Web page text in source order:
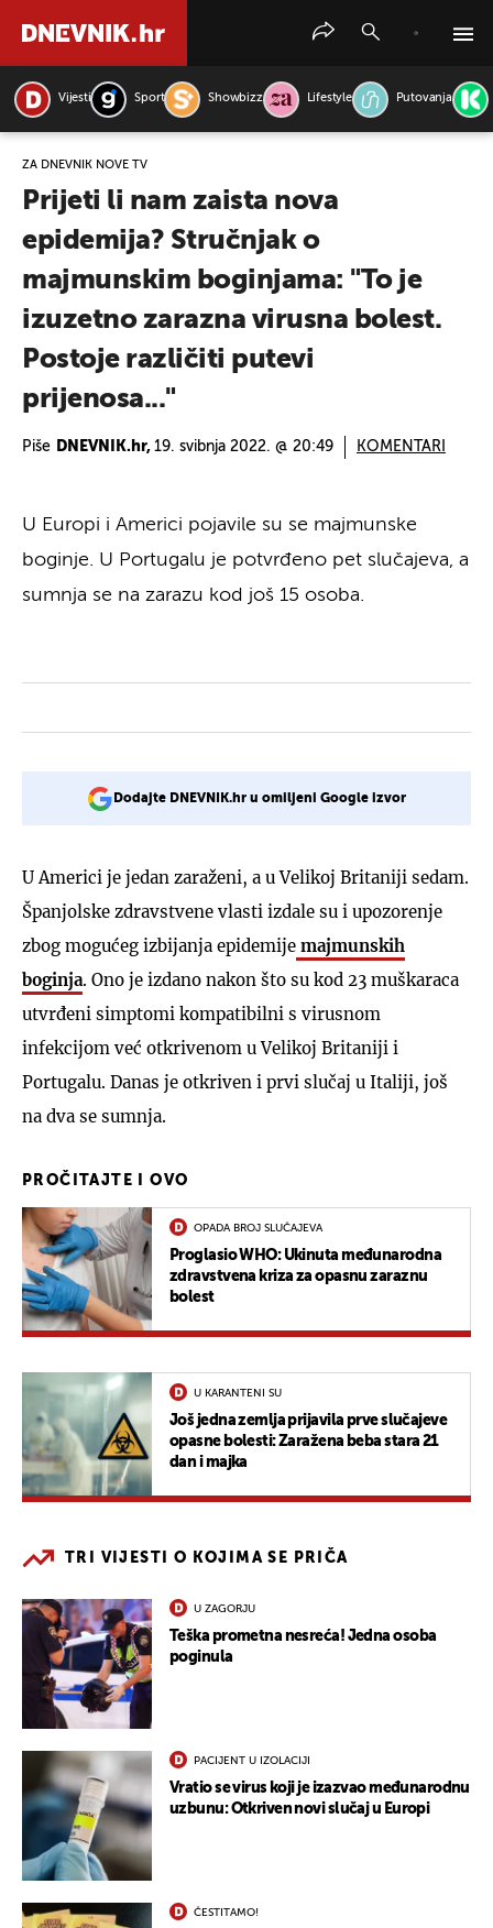
Vijesti Sport Showbizz Lifestyle Putovanja
ZA DNEVNIK NOVE TV
Prijeti li nam zaista nova
epidemija? Stručnjak o
majmunskim boginjama: "To je
izuzetno zarazna virusna bolest.
Postoje različiti putevi
prijenosa..."
Piše DNEVNIK.hr, 19. svibnja 2022. @ 20:49 KOMENTARI
U Europi i Americi pojavile su se majmunske
boginje. U Portugalu je potvrđeno pet slučajeva, a
sumnja se na zarazu kod još 15 osoba.
Dodajte DNEVNIK.hr u omiljeni Google izvor
U Americi je jedan zaraženi, a u Velikoj Britaniji sedam.
Španjolske zdravstvene vlasti izdale su i upozorenje
zbog mogućeg izbijanja epidemije majmunskih
boginja. Ono je izdano nakon što su kod 23 muškaraca
utvrđeni simptomi kompatibilni s virusnom
infekcijom već otkrivenom u Velikoj Britaniji i
Portugalu. Danas je otkriven i prvi slučaj u Italiji, još
na dva se sumnja.
PROČITAJTE I OVO
OPADA BROJ SLUČAJEVA
Proglasio WHO: Ukinuta međunarodna
zdravstvena kriza za opasnu zaraznu
bolest
U KARANTENI SU
Još jedna zemlja prijavila prve slučajeve
opasne bolesti: Zaražena beba stara 21
dan i majka
TRI VIJESTI O KOJIMA SE PRIČA
U ZAGORJU
Teška prometna nesreća! Jedna osoba
poginula
PACIJENT U IZOLACIJI
Vratio se virus koji je izazvao međunarodnu
uzbunu: Otkriven novi slučaj u Europi
ČESTITAMO!
PRETRAŽITE VIJESTI